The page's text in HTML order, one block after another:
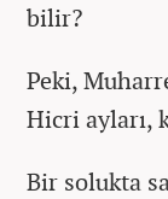
bilir?
Peki,
Hicri ayları,
Bir solukta